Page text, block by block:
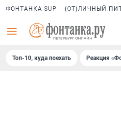
ФОНТАНКА SUP (ОТ)ЛИЧНЫЙ
Топ-10, куда поехать Реакция